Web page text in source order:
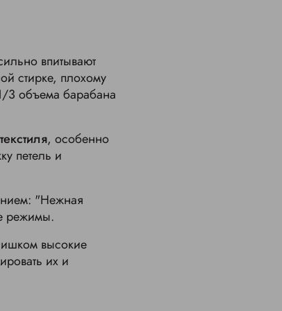
впитывают
стирке, плохому
3 объема барабана
, особенно
петель и
"Нежная
режимы.
высокие
их и